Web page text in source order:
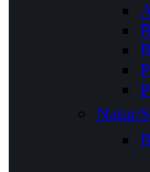
Natur/